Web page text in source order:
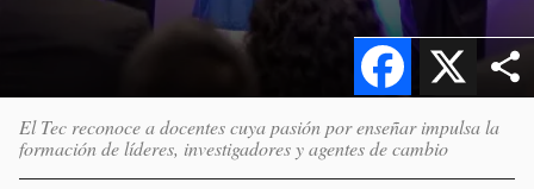
X
Facebook
El Tec reconoce a docentes cuya pasión por enseñar impulsa la
formación de líderes, investigadores y agentes de cambio